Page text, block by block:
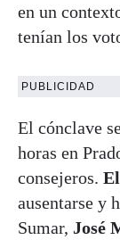
en un
tenían los
PUBLICIDAD
El cónclave
horas en
consejeros.
ausentarse y
Sumar, José